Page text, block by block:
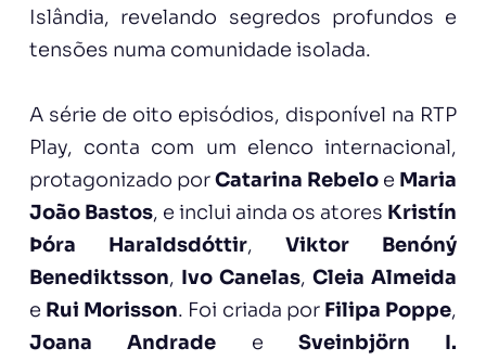
Islândia, revelando segredos profundos e
tensões numa comunidade isolada.
A série de oito episódios, disponível na RTP
Play, conta com um elenco internacional,
protagonizado porCatarina Rebelo e Maria
João Bastos, e inclui ainda os atores Kristín
Þóra Haraldsdóttir,Viktor Benóný
Benediktsson, Ivo Canelas,Cleia Almeida
e Rui Morisson. Foi criada por Filipa Poppe,
Joana Andrade e Sveinbjörn I.